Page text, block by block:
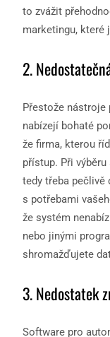
to zvážit
marketingu, které
2.
Přestože
nabízejí bohaté
že firma, kterou
přístup. Při
tedy třeba
s potřebami
že systém
nebo jinými
shromažďujete
3. Nedostatek
Software pro